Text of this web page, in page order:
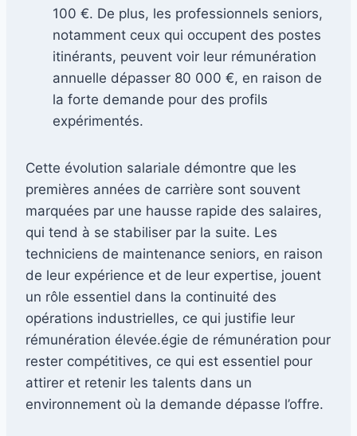
100 €. De plus, les professionnels seniors,
notamment ceux qui occupent des postes
itinérants, peuvent voir leur rémunération
annuelle dépasser 80 000 €, en raison de
la forte demande pour des profils
expérimentés.
Cette évolution salariale démontre que les
premières années de carrière sont souvent
marquées par une hausse rapide des salaires,
qui tend à se stabiliser par la suite. Les
techniciens de maintenance seniors, en raison
de leur expérience et de leur expertise, jouent
un rôle essentiel dans la continuité des
opérations industrielles, ce qui justifie leur
rémunération élevée.égie de rémunération pour
rester compétitives, ce qui est essentiel pour
attirer et retenir les talents dans un
environnement où la demande dépasse l’offre.